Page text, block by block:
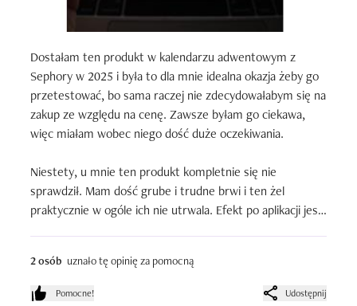
Dostałam ten produkt w kalendarzu adwentowym z
Sephory w 2025 i była to dla mnie idealna okazja żeby go
przetestować, bo sama raczej nie zdecydowałabym się na
zakup ze względu na cenę. Zawsze byłam go ciekawa,
więc miałam wobec niego dość duże oczekiwania.
Niestety, u mnie ten produkt kompletnie się nie
sprawdził. Mam dość grube i trudne brwi i ten żel
praktycznie w ogóle ich nie utrwala. Efekt po aplikacji jest
trzymać i wracają do swojego naturalnego kształtu.
2 osób uznało tę opinię za pomocną
Pomocne! Udostępnij